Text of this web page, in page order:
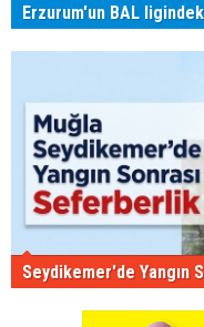
Erzurum'un BAL
Seydikemer'de Yangın